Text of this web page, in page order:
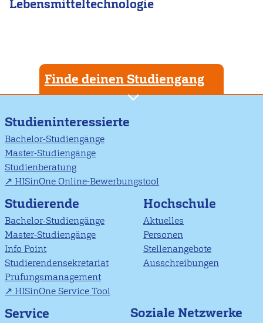
Lebensmitteltechnologie
Finde deinen Studiengang
Studieninteressierte
Bachelor-Studiengänge
Master-Studiengänge
Studienberatung
HISinOne Online-Bewerbungstool
Studierende
Bachelor-Studiengänge
Master-Studiengänge
Info Point
Studierendensekretariat
Prüfungsmanagement
HISinOne Service Tool
Hochschule
Aktuelles
Personen
Stellenangebote
Ausschreibungen
Service Soziale Netzwerke